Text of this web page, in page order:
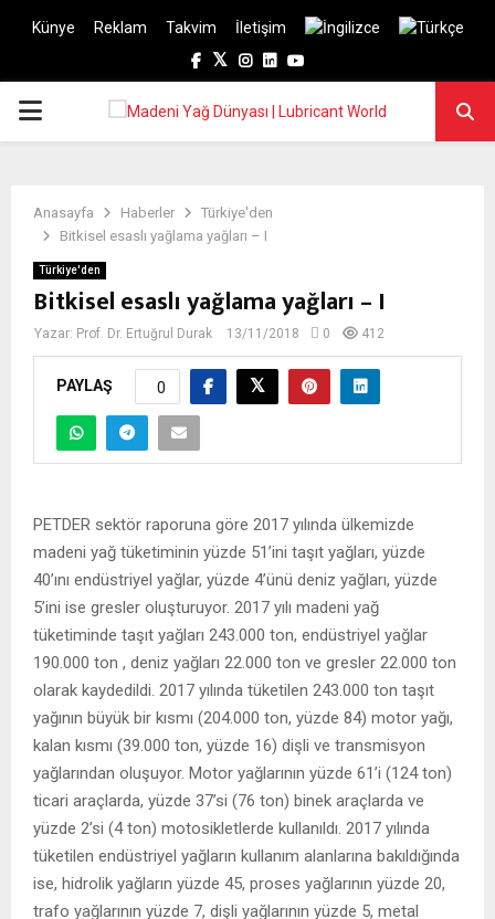
Künye Reklam Takvim
İletişim
Facebook
TwitterInstagram
LinkedinYoutube
PRIMARY
Anasayfa Haberler
Türkiye'den
Bitkisel esaslı yağlama yağları – I
Türkiye'den
Bitkisel esaslı yağlama yağları – I
Yazar: Prof. Dr. Ertuğrul Durak 13/11/2018 0 412
PAYLAŞ 0
PETDER sektör raporuna göre 2017 yılında ülkemizde
madeni yağ tüketiminin yüzde 51’ini taşıt yağları, yüzde
40’ını endüstriyel yağlar, yüzde 4’ünü deniz yağları, yüzde
5’ini ise gresler oluşturuyor. 2017 yılı madeni yağ
tüketiminde taşıt yağları 243.000 ton, endüstriyel yağlar
190.000 ton , deniz yağları 22.000 ton ve gresler 22.000 ton
olarak kaydedildi. 2017 yılında tüketilen 243.000 ton taşıt
yağının büyük bir kısmı (204.000 ton, yüzde 84) motor yağı,
kalan kısmı (39.000 ton, yüzde 16) dişli ve transmisyon
yağlarından oluşuyor. Motor yağlarının yüzde 61’i (124 ton)
ticari araçlarda, yüzde 37’si (76 ton) binek araçlarda ve
yüzde 2’si (4 ton) motosikletlerde kullanıldı. 2017 yılında
tüketilen endüstriyel yağların kullanım alanlarına bakıldığında
ise, hidrolik yağların yüzde 45, proses yağlarının yüzde 20,
trafo yağlarının yüzde 7, dişli yağlarının yüzde 5, metal